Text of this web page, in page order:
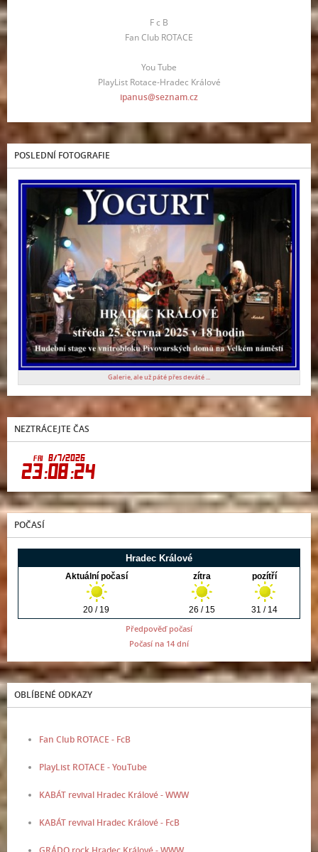
F c B
Fan Club ROTACE
You Tube
PlayList Rotace-Hradec Králové
ipanus@seznam.cz
POSLEDNÍ FOTOGRAFIE
Galerie, ale už páté přes deváté ...
NEZTRÁCEJTE ČAS
POČASÍ
Předpověď počasí
Počasí na 14 dní
OBLÍBENÉ ODKAZY
Fan Club ROTACE - FcB
PlayList ROTACE - YouTube
KABÁT revival Hradec Králové - WWW
KABÁT revival Hradec Králové - FcB